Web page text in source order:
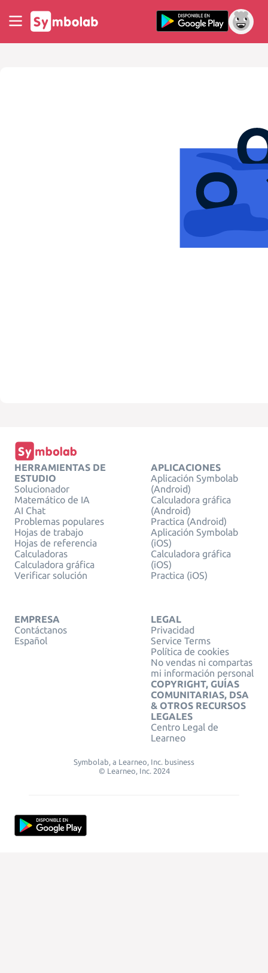
HERRAMIENTAS DE
ESTUDIO
Solucionador
Matemático de IA
AI Chat
Problemas populares
Hojas de trabajo
Hojas de referencia
Calculadoras
Calculadora gráfica
Verificar solución
APLICACIONES
Aplicación Symbolab
(Android)
Calculadora gráfica
(Android)
Practica (Android)
Aplicación Symbolab
(iOS)
Calculadora gráfica
(iOS)
Practica (iOS)
EMPRESA
Contáctanos
Español
LEGAL
Privacidad
Service Terms
Política de cookies
No vendas ni compartas
mi información personal
COPYRIGHT, GUÍAS
COMUNITARIAS, DSA
& OTROS RECURSOS
LEGALES
Centro Legal de
Learneo
Symbolab, a Learneo, Inc. business
© Learneo, Inc. 2024